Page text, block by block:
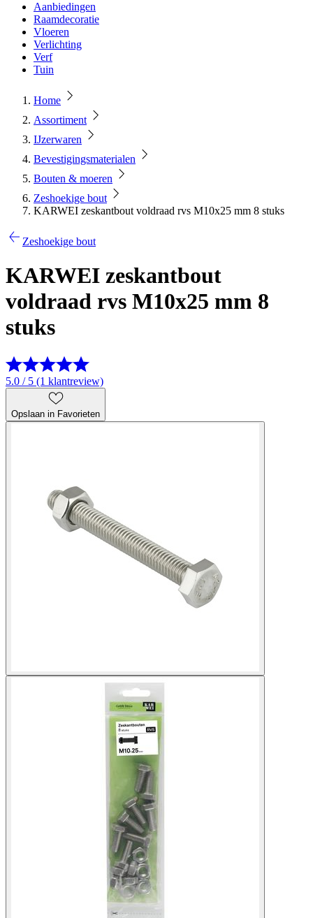
Aanbiedingen
Raamdecoratie
Vloeren
Verlichting
Verf
Tuin
Home
Assortiment
IJzerwaren
Bevestigingsmaterialen
Bouten & moeren
Zeshoekige bout
KARWEI zeskantbout voldraad rvs M10x25 mm 8 stuks
Zeshoekige bout
KARWEI zeskantbout
voldraad rvs M10x25 mm 8
stuks
5.0 / 5 (1 klantreview)
Opslaan in Favorieten